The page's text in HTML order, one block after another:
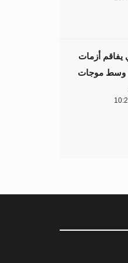
يفاقم أزمات
وسط موجات